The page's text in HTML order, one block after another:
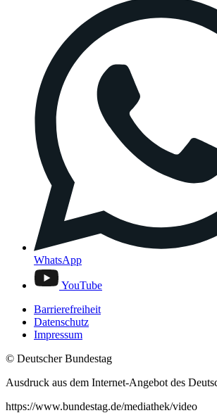
WhatsApp
YouTube
Barrierefreiheit
Datenschutz
Impressum
© Deutscher Bundestag
Ausdruck aus dem Internet-Angebot des
https://www.bundestag.de/mediathek/video